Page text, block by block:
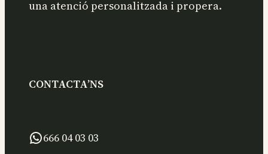
una atenció personalitzada i propera.
CONTACTA’NS
WhatsApp
666 04 03 03